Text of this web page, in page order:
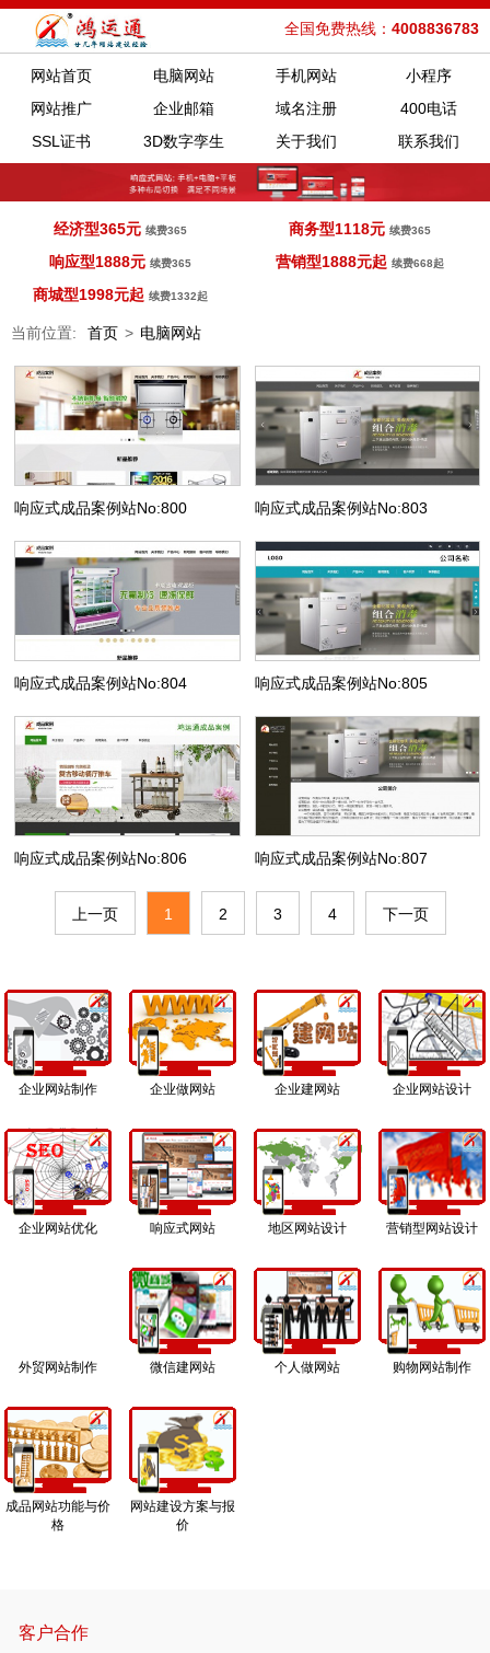
全国免费热线： 4008836783
网站首页 电脑网站 手机网站
小程序
网站推广
企业邮箱 域名注册
400电话
SSL证书
3D数字孪生 关于我们 联系我们
经济型365元 续费365 商务型1118元续费365
响应型1888元 续费365 营销型1888元起续费668起
商城型1998元起 续费1332起
当前位置: 首页 > 电脑网站
响应式成品案例站No:800 响应式成品案例站No:803
响应式成品案例站No:804 响应式成品案例站No:805
响应式成品案例站No:806 响应式成品案例站No:807
上一页 1 2 3 4 下一页
企业网站制作 企业做网站 企业建网站 企业网站设计
企业网站优化 响应式网站 地区网站设计 营销型网站设计
外贸网站制作 微信建网站 个人做网站 购物网站制作
成品网站功能与价
格
网站建设方案与报
价
客户合作